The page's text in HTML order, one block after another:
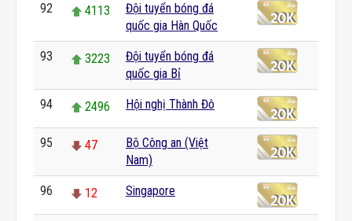
92 4113
Đội tuyển bóng đá
quốc gia Hàn Quốc
93 3223
Đội tuyển bóng đá
quốc gia Bỉ
94 2496 Hội nghị Thành Đô
95 47
Bộ Công an (Việt
Nam)
96 12 Singapore